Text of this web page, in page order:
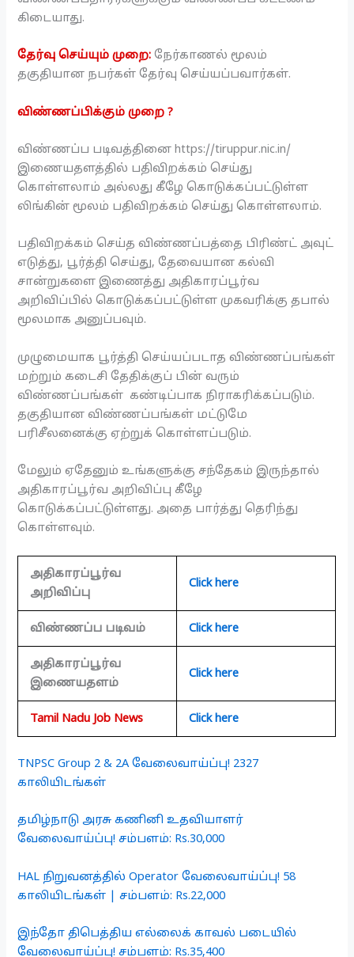
கிடையாது.
தேர்வு செய்யும் முறை: நேர்காணல் மூலம்
தகுதியான நபர்கள் தேர்வு செய்யப்பவார்கள்.
விண்ணப்பிக்கும் முறை ?
விண்ணப்ப படிவத்தினை https://tiruppur.nic.in/
இணையதளத்தில் பதிவிறக்கம் செய்து
கொள்ளலாம் அல்லது கீழே கொடுக்கப்பட்டுள்ள
லிங்கின் மூலம் பதிவிறக்கம் செய்து கொள்ளலாம்.
பதிவிறக்கம் செய்த விண்ணப்பத்தை பிரிண்ட் அவுட்
எடுத்து, பூர்த்தி செய்து, தேவையான கல்வி
சான்றுகளை இணைத்து அதிகாரப்பூர்வ
அறிவிப்பில் கொடுக்கப்பட்டுள்ள முகவரிக்கு தபால்
மூலமாக அனுப்பவும்.
முழுமையாக பூர்த்தி செய்யப்படாத விண்ணப்பங்கள்
மற்றும் கடைசி தேதிக்குப் பின் வரும்
விண்ணப்பங்கள் கண்டிப்பாக நிராகரிக்கப்படும்.
தகுதியான விண்ணப்பங்கள் மட்டுமே
பரிசீலனைக்கு ஏற்றுக் கொள்ளப்படும்.
மேலும் ஏதேனும் உங்களுக்கு சந்தேகம் இருந்தால்
அதிகாரப்பூர்வ அறிவிப்பு கீழே
கொடுக்கப்பட்டுள்ளது. அதை பார்த்து தெரிந்து
கொள்ளவும்.
அதிகாரப்பூர்வ
அறிவிப்பு
Click here
விண்ணப்ப படிவம் Click here
அதிகாரப்பூர்வ
இணையதளம்
Click here
Tamil Nadu Job News Click here
TNPSC Group 2 & 2A வேலைவாய்ப்பு! 2327
காலியிடங்கள்
தமிழ்நாடு அரசு கணினி உதவியாளர்
வேலைவாய்ப்பு! சம்பளம்: Rs.30,000
HAL நிறுவனத்தில் Operator வேலைவாய்ப்பு! 58
காலியிடங்கள் | சம்பளம்: Rs.22,000
இந்தோ திபெத்திய எல்லைக் காவல் படையில்
வேலைவாய்ப்பு! சம்பளம்: Rs.35,400